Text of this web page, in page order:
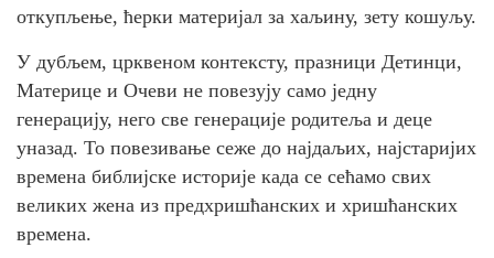
откупљење, ћерки материјал за хаљину, зету кошуљу.
У дубљем, црквеном контексту, празници Детинци,
Материце и Очеви не повезују само једну
генерацију, него све генерације родитеља и деце
уназад. То повезивање сеже до најдаљих, најстаријих
времена библијске историје када се сећамо свих
великих жена из предхришћанских и хришћанских
времена.